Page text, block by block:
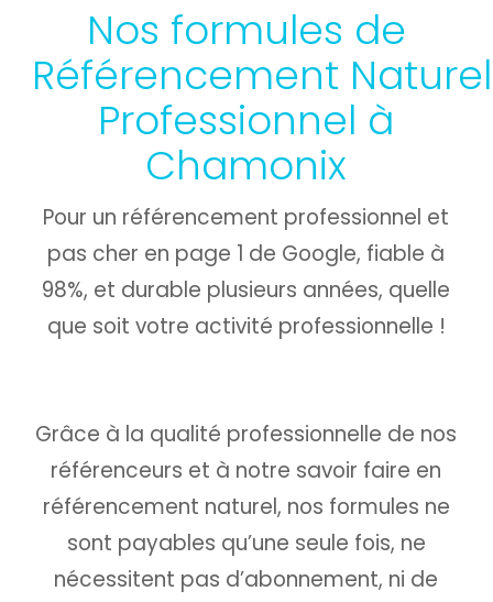
Nos formules de
Référencement Naturel
Professionnel à
Chamonix
Pour un référencement professionnel et
pas cher en page 1 de Google, fiable à
98%, et durable plusieurs années, quelle
que soit votre activité professionnelle !
Grâce à la qualité professionnelle de nos
référenceurs et à notre savoir faire en
référencement naturel, nos formules ne
sont payables qu’une seule fois, ne
nécessitent pas d’abonnement, ni de